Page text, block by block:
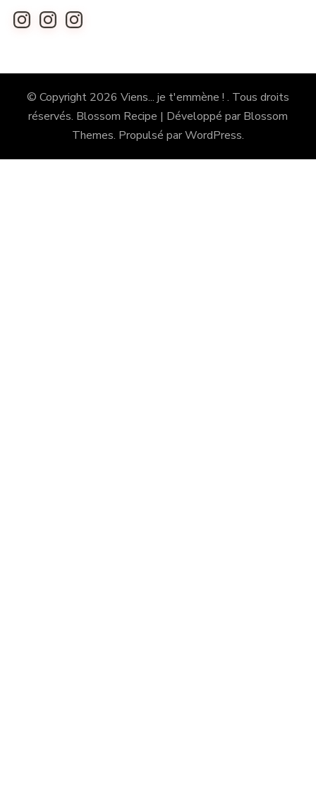
Instagram
InstagramInstagram
© Copyright 2026 Viens... je t'emmène ! . Tous droits
réservés. Blossom Recipe | Développé par Blossom
Themes. Propulsé parWordPress.